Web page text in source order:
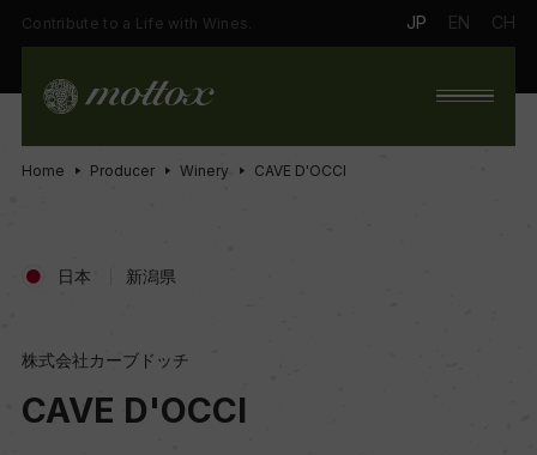
Contribute to a Life with Wines. JP EN CH
Home Producer Winery CAVE D'OCCI
日本 新潟県
株式会社カーブドッチ
CAVE D'OCCI